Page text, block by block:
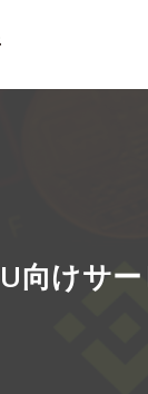
向けサ